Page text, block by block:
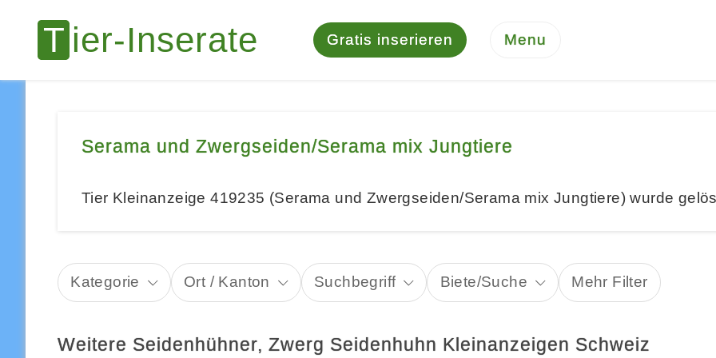
Gratis inserieren Menu
Serama und Zwergseiden/Serama mix Jungtiere
Tier Kleinanzeige 419235 (Serama und Zwergseiden/Serama mix Jungtiere) wurde
Kategorie Ort / Kanton Suchbegriff Biete/Suche Mehr Filter
Weitere Seidenhühner, Zwerg Seidenhuhn Kleinanzeigen Schweiz